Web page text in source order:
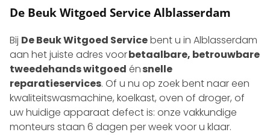
De Beuk Witgoed Service Alblasserdam
Bij De Beuk Witgoed Servicebent u in Alblasserdam
aan het juiste adres voorbetaalbare, betrouwbare
tweedehands witgoed énsnelle
reparatieservices. Of u nu op zoek bent naar een
kwaliteits­wasmachine, koelkast, oven of droger, of
uw huidige apparaat defect is: onze vakkundige
monteurs staan 6 dagen per week voor u klaar.